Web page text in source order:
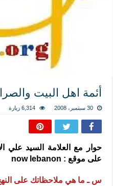
أئمة اهل البيت
30 سبتمبر، 2008 6,314 زيارة
على موقع : now lebanon
س ـ ما هي ملاحظاتك على